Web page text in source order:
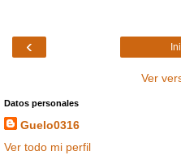
‹
Ver
Datos personales
Guelo0316
Ver todo mi perfil